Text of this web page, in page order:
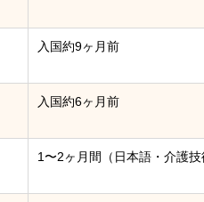
入国約9ヶ月前
入国約6ヶ月前
1〜2ヶ月間（日本語・介護